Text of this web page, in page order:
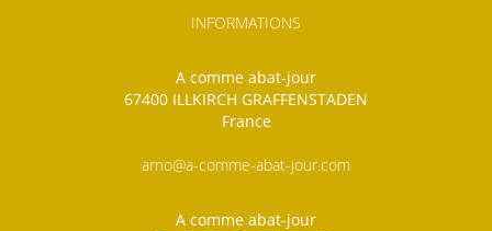
INFORMATIONS
A comme abat-jour
67400 ILLKIRCH GRAFFENSTADEN
France
arno@a-comme-abat-jour.com
A comme abat-jour